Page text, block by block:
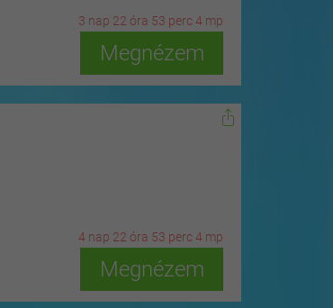
3 nap 22 óra 53 perc2 mp
Megnézem
4 nap 22 óra 53 perc2 mp
Megnézem